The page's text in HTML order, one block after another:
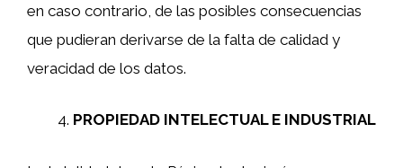
en caso contrario, de las posibles consecuencias
que pudieran derivarse de la falta de calidad y
veracidad de los datos.
PROPIEDAD INTELECTUAL E INDUSTRIAL